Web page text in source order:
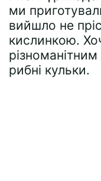
ми
вийшло не
кислинкою.
рибні кульки.